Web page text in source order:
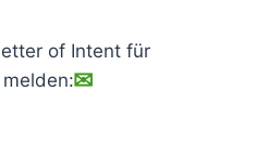
of Intent für